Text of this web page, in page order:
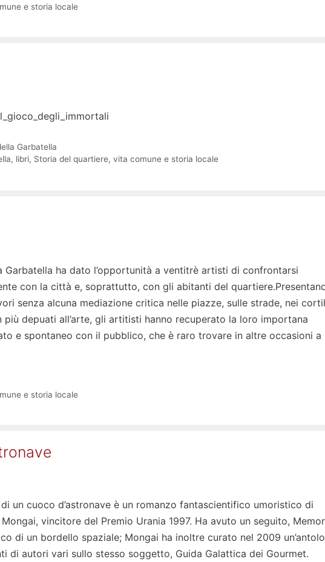
e storia locale
Garbatella
, libri, Storia del quartiere, vita comune e storia locale
Garbatella ha dato l’opportunità a ventitrè artisti di confrontarsi
con la città e, soprattutto, con gli abitanti del
senza alcuna mediazione critica nelle piazze, sulle strade, nei
depuati all’arte, gli artitisti hanno recuperato la loro importana
e spontaneo con il pubblico, che è raro trovare in altre occasioni a
e storia locale
un cuoco d’astronave è un romanzo fantascientifico umoristico di
vincitore del Premio Urania 1997. Ha avuto un seguito,
di un bordello spaziale; Mongai ha inoltre curato nel 2009
di autori vari sullo stesso soggetto, Guida Galattica dei Gourmet.